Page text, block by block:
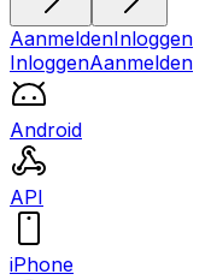
AanmeldenInloggen
InloggenAanmelden
Android
API
iPhone